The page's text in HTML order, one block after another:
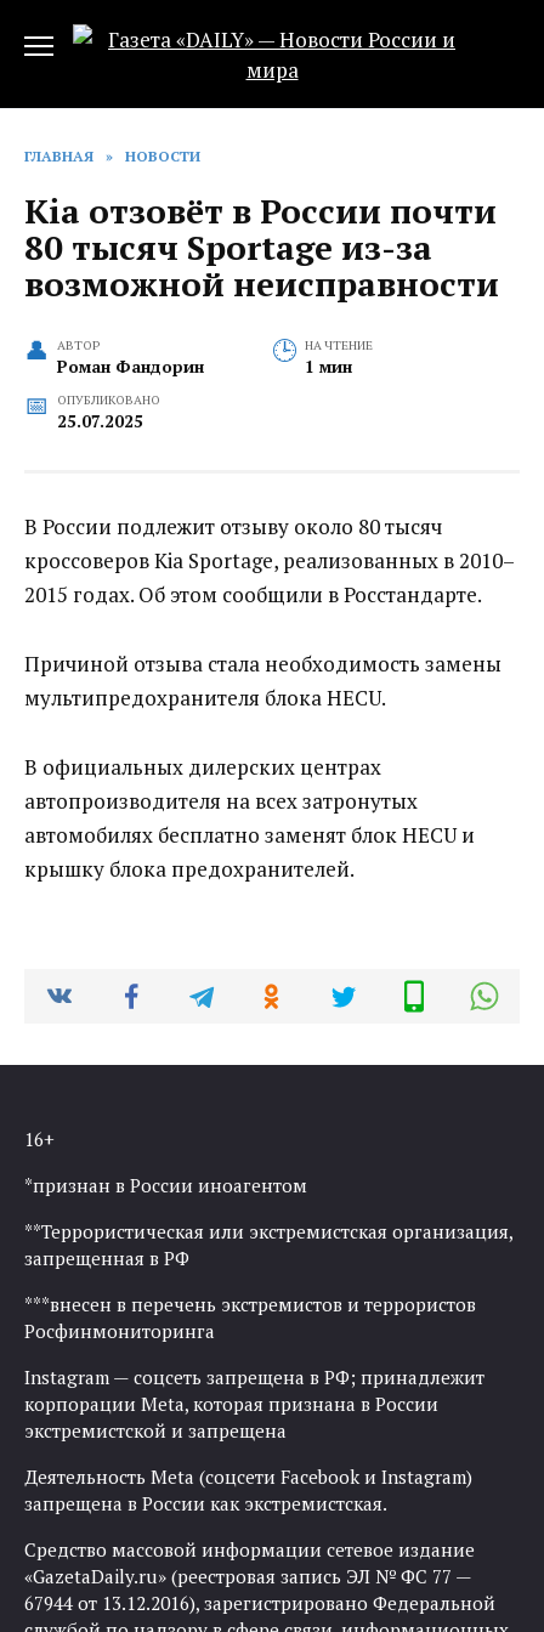
ГЛАВНАЯ » НОВОСТИ
Kia отзовёт в России почти
80 тысяч Sportage из-за
возможной неисправности
АВТОР
Роман Фандорин
НА ЧТЕНИЕ
1 мин
ОПУБЛИКОВАНО
25.07.2025
В России подлежит отзыву около 80 тысяч
кроссоверов Kia Sportage, реализованных в 2010–
2015 годах. Об этом сообщили в Росстандарте.
Причиной отзыва стала необходимость замены
мультипредохранителя блока HECU.
В официальных дилерских центрах
автопроизводителя на всех затронутых
автомобилях бесплатно заменят блок HECU и
крышку блока предохранителей.
16+
*признан в России иноагентом
**Террористическая или экстремистская организация,
запрещенная в РФ
***внесен в перечень экстремистов и террористов
Росфинмониторинга
Instagram — соцсеть запрещена в РФ; принадлежит
корпорации Meta, которая признана в России
экстремистской и запрещена
Деятельность Meta (соцсети Facebook и Instagram)
запрещена в России как экстремистская.
Средство массовой информации сетевое издание
«GazetaDaily.ru» (реестровая запись ЭЛ № ФС 77 —
67944 от 13.12.2016), зарегистрировано Федеральной